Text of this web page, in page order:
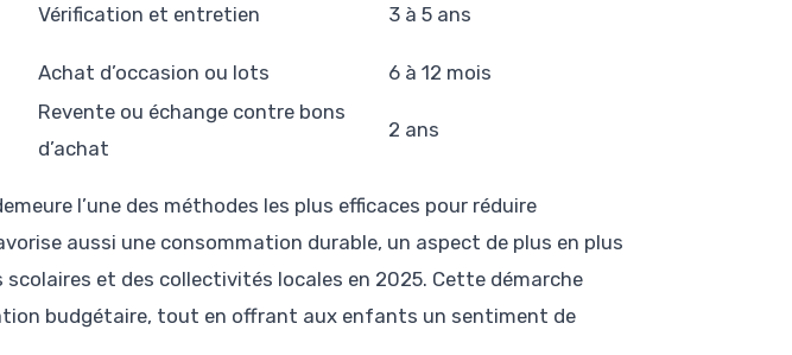
Vérification et entretien 3 à 5 ans
Achat d’occasion ou lots 6 à 12 mois
Revente ou échange contre bons
d’achat
2 ans
l’une des méthodes les plus efficaces pour réduire
aussi une consommation durable, un aspect de plus en plus
et des collectivités locales en 2025. Cette démarche
budgétaire, tout en offrant aux enfants un sentiment de